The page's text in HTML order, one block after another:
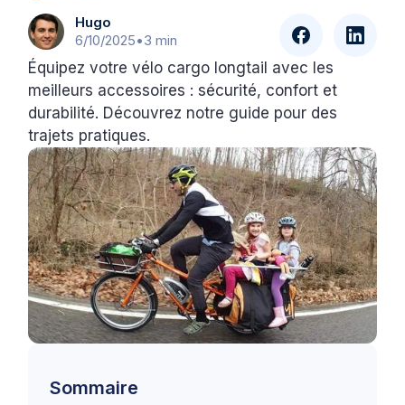
Hugo
6/10/2025•3 min
Équipez votre vélo cargo longtail avec les
meilleurs accessoires : sécurité, confort et
durabilité. Découvrez notre guide pour des
trajets pratiques.
Sommaire